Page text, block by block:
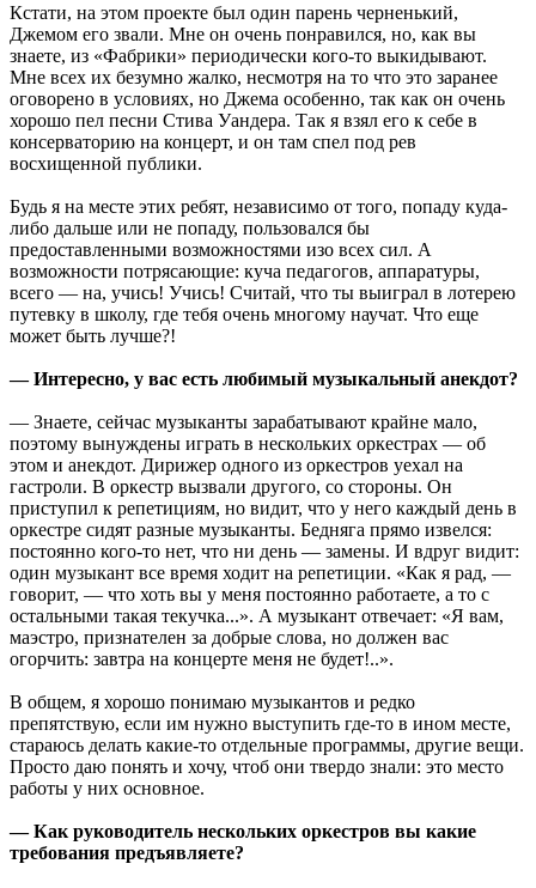
Кстати, на этом проекте был один парень черненький,
Джемом его звали. Мне он очень понравился, но, как вы
знаете, из «Фабрики» периодически кого-то выкидывают.
Мне всех их безумно жалко, несмотря на то что это заранее
оговорено в условиях, но Джема особенно, так как он очень
хорошо пел песни Стива Уандера. Так я взял его к себе в
консерваторию на концерт, и он там спел под рев
восхищенной публики.
Будь я на месте этих ребят, независимо от того, попаду куда-
либо дальше или не попаду, пользовался бы
предоставленными возможностями изо всех сил. А
возможности потрясающие: куча педагогов, аппаратуры,
всего — на, учись! Учись! Считай, что ты выиграл в лотерею
путевку в школу, где тебя очень многому научат. Что еще
может быть лучше?!
— Интересно, у вас есть любимый музыкальный анекдот?
— Знаете, сейчас музыканты зарабатывают крайне мало,
поэтому вынуждены играть в нескольких оркестрах — об
этом и анекдот. Дирижер одного из оркестров уехал на
гастроли. В оркестр вызвали другого, со стороны. Он
приступил к репетициям, но видит, что у него каждый день в
оркестре сидят разные музыканты. Бедняга прямо извелся:
постоянно кого-то нет, что ни день — замены. И вдруг видит:
один музыкант все время ходит на репетиции. «Как я рад, —
говорит, — что хоть вы у меня постоянно работаете, а то с
остальными такая текучка...». А музыкант отвечает: «Я вам,
маэстро, признателен за добрые слова, но должен вас
огорчить: завтра на концерте меня не будет!..».
В общем, я хорошо понимаю музыкантов и редко
препятствую, если им нужно выступить где-то в ином месте,
стараюсь делать какие-то отдельные программы, другие вещи.
Просто даю понять и хочу, чтоб они твердо знали: это место
работы у них основное.
— Как руководитель нескольких оркестров вы какие
требования предъявляете?